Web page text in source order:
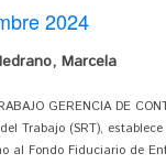
2024
Marcela
GERENCIA DE
Trabajo (SRT),
Fondo Fiduciario de